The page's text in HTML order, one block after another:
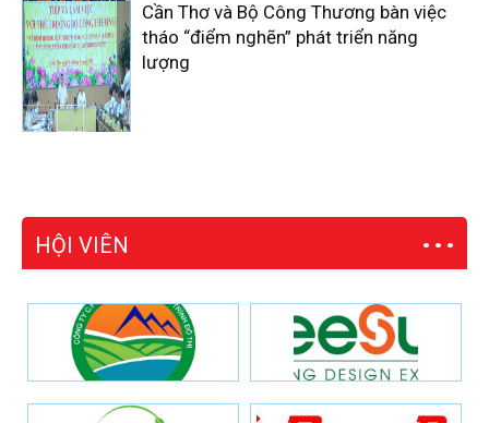
Cần Thơ và Bộ Công Thương bàn việc
tháo “điểm nghẽn” phát triển năng
lượng
HỘI VIÊN